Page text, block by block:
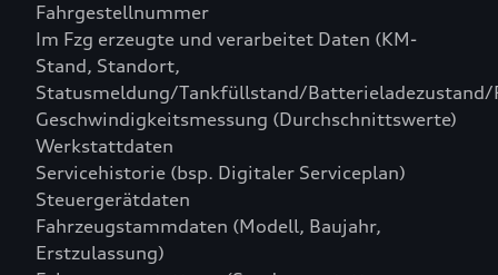
Fahrgestellnummer
Im Fzg erzeugte und verarbeitet Daten (KM-
Stand, Standort,
Statusmeldung/Tankfüllstand/
Geschwindigkeitsmessung (Durchschnittswerte)
Werkstattdaten
Servicehistorie (bsp. Digitaler Serviceplan)
Steuergerätdaten
Fahrzeugstammdaten (Modell, Baujahr,
Erstzulassung)